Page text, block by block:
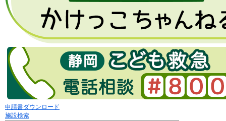
申請書ダウンロード
施設検索